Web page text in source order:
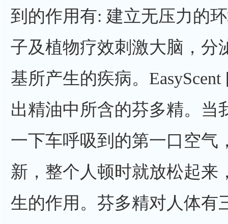
到的作用有: 建立无压力的
子及植物疗效刺激大脑，分
基所产生的疾病。
出精油中所含的芬多精。当
一下车呼吸到的第一口空气
新，整个人顿时就放松起来
生的作用。芬多精对人体有